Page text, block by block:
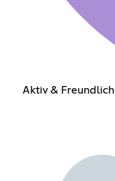
Aktiv & Freundlich